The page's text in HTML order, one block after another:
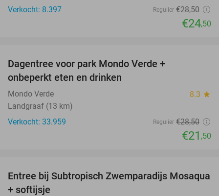
Verkocht: 8.397
Regulier €28,50
€24,50
Dagentree voor park Mondo Verde +
onbeperkt eten en drinken
Mondo Verde 8.3 star
Landgraaf (13 km)
Verkocht: 33.959
Regulier €28,50
€21 ,50
25%
Entree bij Subtropisch Zwemparadijs Mosaqua
+ softijsje